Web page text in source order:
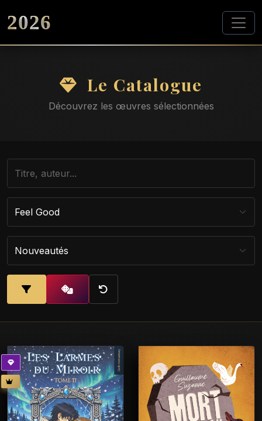
2026
Le Catalogue
Découvrez les œuvres sélectionnées